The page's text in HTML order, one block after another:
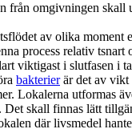
från omgivningen skall
av olika moment
process relativ tsnart
viktigast i slutfasen i
bakterierär det av vikt
Lokalerna utformas
Det skall finnas lätt
där livsmedel